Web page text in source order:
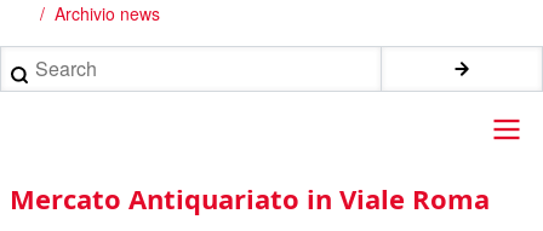
Briciole
di
pane
Archivio news
Search
Main
navigation
Mercato Antiquariato in Viale Roma